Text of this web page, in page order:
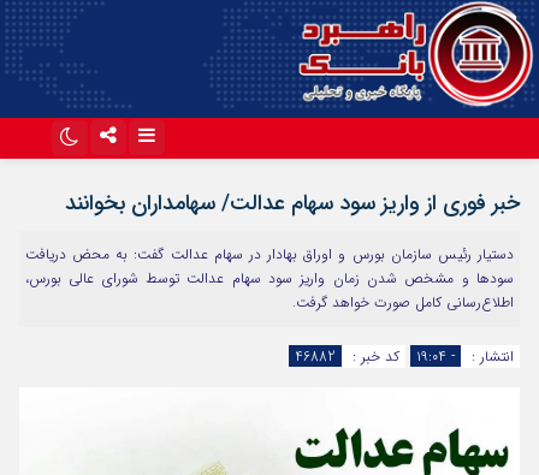
خبر فوری از واریز سود سهام عدالت/ سهامداران بخوانند
دستیار رئیس سازمان بورس و اوراق بهادار در سهام عدالت گفت: به محض دریافت
سودها و مشخص شدن زمان واریز سود سهام عدالت توسط شورای عالی بورس،
اطلاع‌رسانی کامل صورت خواهد گرفت.
انتشار : - ۱۹:۰۴ کد خبر : 46882